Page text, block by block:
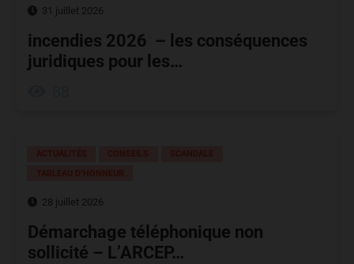
31 juillet 2026
incendies 2026 – les conséquences
juridiques pour les…
28 juillet 2026
Démarchage téléphonique non
sollicité – L’ARCEP…